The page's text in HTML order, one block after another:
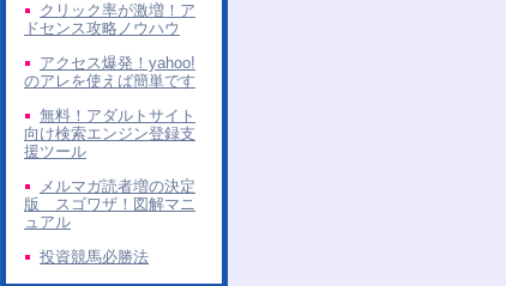
クリック率が激増！ア
ドセンス攻略ノウハウ
アクセス爆発！yahoo!
のアレを使えば簡単です
無料！アダルトサイト
向け検索エンジン登録支
援ツール
メルマガ読者増の決定
版 スゴワザ！図解マニ
ュアル
投資競馬必勝法